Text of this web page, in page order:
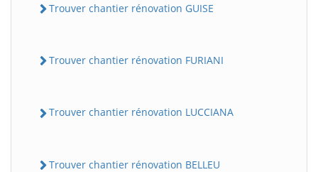
Trouver chantier rénovation GUISE
Trouver chantier rénovation FURIANI
Trouver chantier rénovation LUCCIANA
Trouver chantier rénovation BELLEU